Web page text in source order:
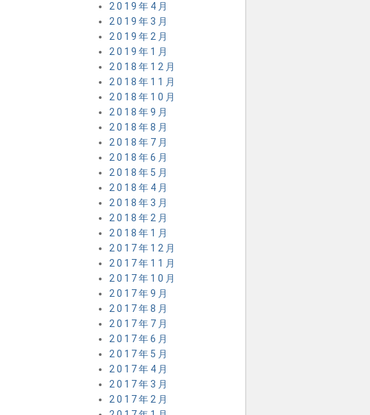
2019年4月
2019年3月
2019年2月
2019年1月
2018年12月
2018年11月
2018年10月
2018年9月
2018年8月
2018年7月
2018年6月
2018年5月
2018年4月
2018年3月
2018年2月
2018年1月
2017年12月
2017年11月
2017年10月
2017年9月
2017年8月
2017年7月
2017年6月
2017年5月
2017年4月
2017年3月
2017年2月